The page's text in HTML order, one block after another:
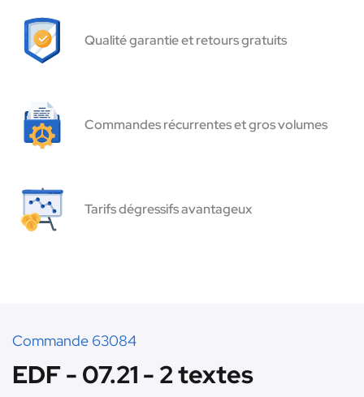
Qualité garantie et retours gratuits
Commandes récurrentes et gros volumes
Tarifs dégressifs avantageux
Commande 63084
EDF - 07.21 - 2 textes